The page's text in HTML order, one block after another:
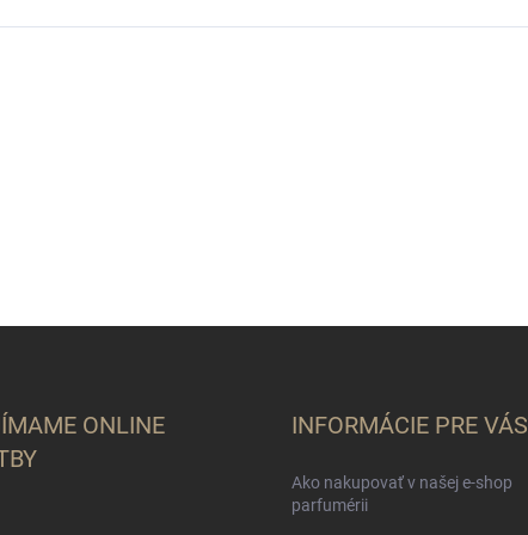
ONLINE
INFORMÁCIE PRE VÁS
Ako nakupovať v našej e-shop
parfumérii